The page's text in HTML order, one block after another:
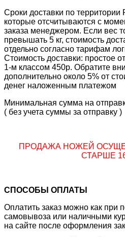
Сроки доставки по территории
которые отсчитываются с
заказа менеджером. Если вес
превышать 5 кг, стоимость
отдельно согласно тарифам
Стоимость доставки: простое
1-м классом 450р. Обратите
дополнительно около 5% от
денег наложенным платежом
Минимальная сумма на
( без учета суммы за отправку )
ПРОДАЖА НОЖЕЙ
СТАРШЕ
СПОСОБЫ ОПЛАТЫ
Оплатить заказ можно как при
самовывоза или наличными
на сайте после оформления